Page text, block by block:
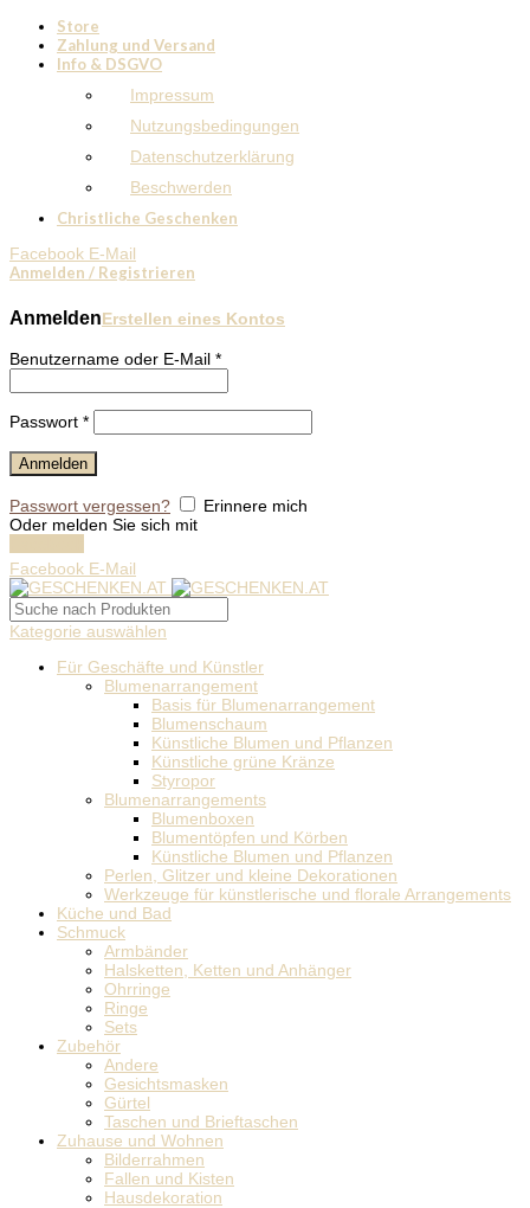
Store
Zahlung und Versand
Info & DSGVO
Impressum
Nutzungsbedingungen
Datenschutzerklärung
Beschwerden
Christliche Geschenken
Facebook E-Mail
Anmelden / Registrieren
AnmeldenErstellen eines Kontos
Benutzername oder E-Mail *
Passwort *
Anmelden
Passwort vergessen?
Erinnere mich
Oder melden Sie sich mit
Facebook E-Mail
Kategorie auswählen
Für Geschäfte und Künstler
Blumenarrangement
Basis für Blumenarrangement
Blumenschaum
Künstliche Blumen und Pflanzen
Künstliche grüne Kränze
Styropor
Blumenarrangements
Blumenboxen
Blumentöpfen und Körben
Künstliche Blumen und Pflanzen
Perlen, Glitzer und kleine Dekorationen
Werkzeuge für künstlerische und florale Arrangements
Küche und Bad
Schmuck
Armbänder
Halsketten, Ketten und Anhänger
Ohrringe
Ringe
Sets
Zubehör
Andere
Gesichtsmasken
Gürtel
Taschen und Brieftaschen
Zuhause und Wohnen
Bilderrahmen
Fallen und Kisten
Hausdekoration